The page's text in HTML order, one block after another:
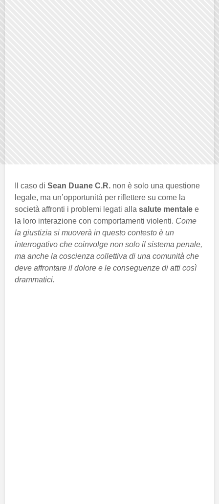
Il caso di Sean Duane C.R. non è solo una questione
legale, ma un’opportunità per riflettere su come la
società affronti i problemi legati alla salute mentale e
la loro interazione con comportamenti violenti. Come
la giustizia si muoverà in questo contesto è un
interrogativo che coinvolge non solo il sistema penale,
ma anche la coscienza collettiva di una comunità che
deve affrontare il dolore e le conseguenze di atti così
drammatici.